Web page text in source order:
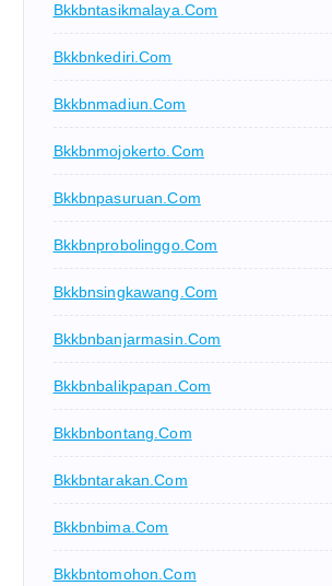
Bkkbntasikmalaya.com
Bkkbnkediri.com
Bkkbnmadiun.com
Bkkbnmojokerto.com
Bkkbnpasuruan.com
Bkkbnprobolinggo.com
Bkkbnsingkawang.com
Bkkbnbanjarmasin.com
Bkkbnbalikpapan.com
Bkkbnbontang.com
Bkkbntarakan.com
Bkkbnbima.com
Bkkbntomohon.com